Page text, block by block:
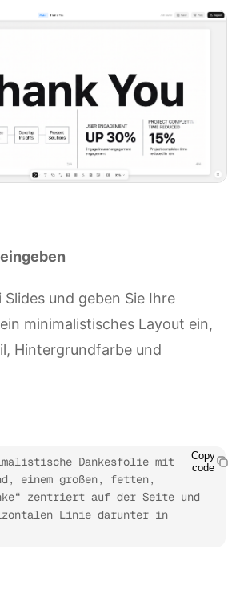
Slides und geben Sie Ihre
minimalistisches Layout ein,
Hintergrundfarbe und
Dankesfolie mit
einem großen, fetten,
zentriert auf der Seite und
Linie darunter in
Copy
code